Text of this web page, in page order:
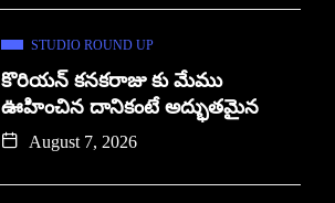
STUDIO ROUND UP
కొరియన్ కనకరాజు కు మేము
ఊహించిన దానికంటే అద్భుతమైన
August 7, 2026